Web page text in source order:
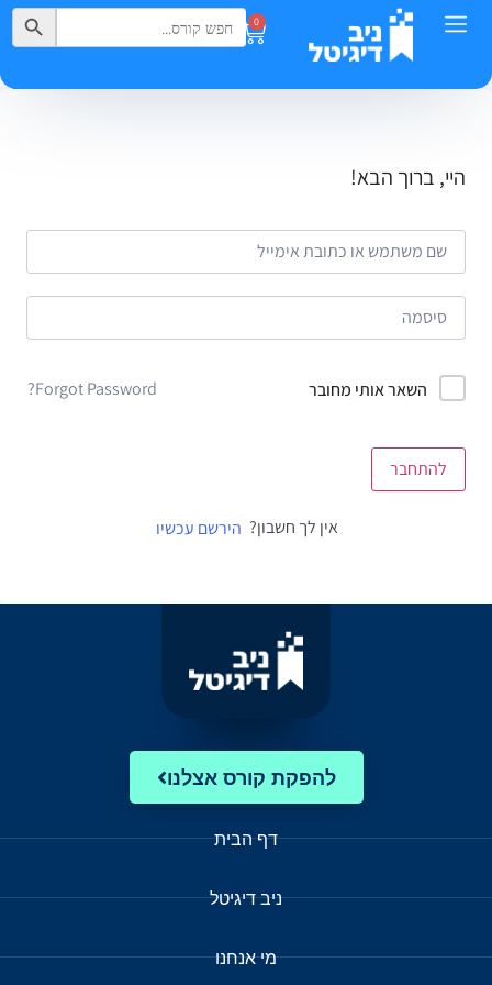
0
Search
for:
Search Button
היי, ברוך הבא!
השאר אותי מחובר Forgot Password?
להתחבר
אין לך חשבון? הירשם עכשיו
להפקת קורס אצלנו
דף הבית
ניב דיגיטל
מי אנחנו